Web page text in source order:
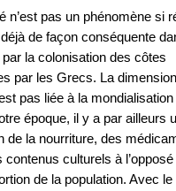
n’est pas un phénomène si
de façon conséquente
la colonisation des côtes
par les Grecs. La dimension
pas liée à la
époque, il y a par ailleurs
de la nourriture, des
contenus culturels à
de la population. Avec le